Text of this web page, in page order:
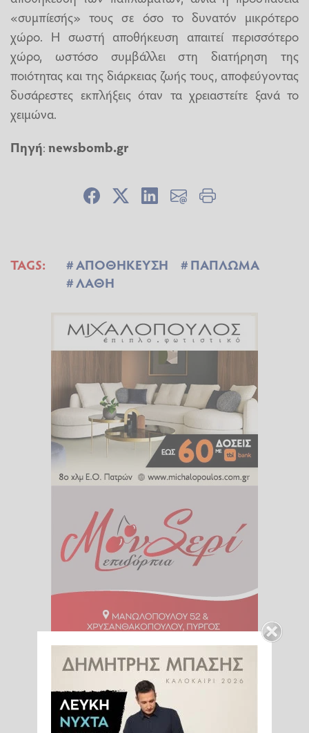
«συμπίεσής» τους σε όσο το δυνατόν μικρότερο
χώρο. Η σωστή αποθήκευση απαιτεί περισσότερο
χώρο, ωστόσο συμβάλλει στη διατήρηση της
ποιότητας και της διάρκειας ζωής τους, αποφεύγοντας
δυσάρεστες εκπλήξεις όταν τα χρειαστείτε ξανά το
χειμώνα.
Πηγή:newsbomb.gr
TAGS: ΑΠΟΘΗΚΕΥΣΗ
ΠΑΠΛΩΜΑ
ΛΑΘΗ